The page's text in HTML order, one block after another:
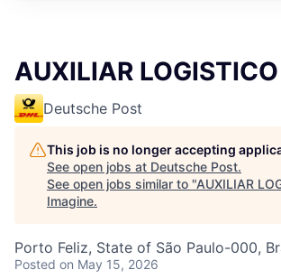
AUXILIAR
Deutsche Post
This job is no longer accepting
See open jobs at Deutsche Post.
See open jobs similar to "AUXILIAR
Imagine.
Porto Feliz, State of São Paulo-000,
Posted on May 15, 2026